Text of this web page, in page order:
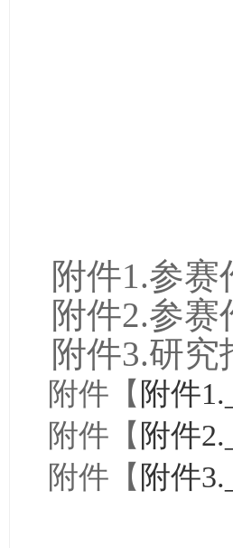
附件1.参赛
附件2.参赛
附件3.研究
附件【 附件
附件【 附件
附件【 附件